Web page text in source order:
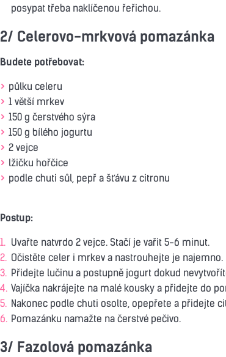
posypat třeba naklíčenou řeřichou.
2/ Celerovo-mrkvová pomazánka
Budete potřebovat:
půlku celeru
1 větší mrkev
150 g čerstvého sýra
150 g bílého jogurtu
2 vejce
lžičku hořčice
podle chuti sůl, pepř a šťávu z citronu
Postup:
Uvařte natvrdo 2 vejce. Stačí je vařit 5-6 minut.
Očistěte celer i mrkev a nastrouhejte je najemno.
Přidejte lučinu a postupně jogurt dokud
Vajíčka nakrájejte na malé kousky a přidejte do
Nakonec podle chuti osolte, opepřete a přidejte
Pomazánku namažte na čerstvé pečivo.
3/ Fazolová pomazánka